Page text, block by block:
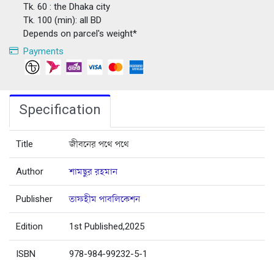
Tk. 60 : the Dhaka city
Tk. 100 (min): all BD
Depends on parcel's weight*
Payments
Specification
Title জীবনের পথে পথে
Author শামছুর রহমান
Publisher তাফহীম পাবলিকেশন
Edition 1st Published,2025
ISBN 978-984-99232-5-1